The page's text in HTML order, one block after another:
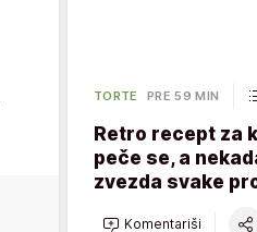
TORTE PRE 59 MIN
Retro recept za
peče se, a
zvezda svake
Komentariši